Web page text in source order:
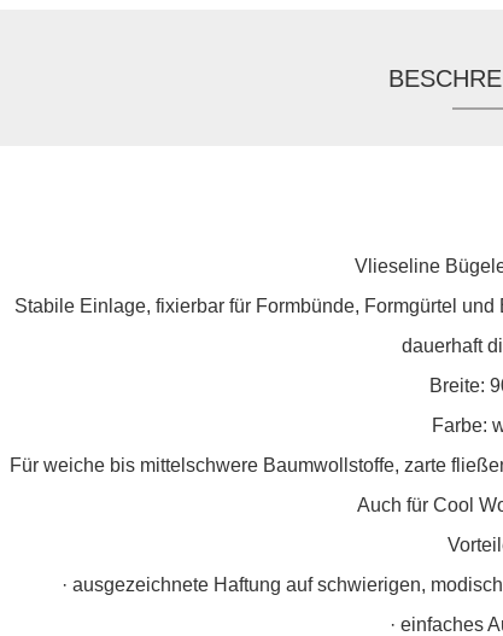
Vlieseline
Stabile Einlage, fixierbar für Formbünde, Formgürtel
dauerhaft
Breite:
Farbe:
Für weiche bis mittelschwere Baumwollstoffe, zarte
Auch für Cool
· ausgezeichnete Haftung auf schwierigen,
· einfaches